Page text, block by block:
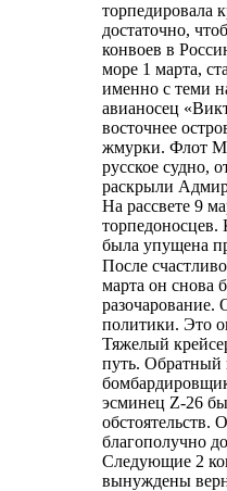
торпедировала
достаточно,
конвоев в
море 1 марта,
именно с теми
авианосец
восточнее
жмурки. Флот
русское судно,
раскрыли
На рассвете 9
была упущена
После
марта он снова
политики. Это
Тяжелый
путь. Обратный
эсминец Z-26
обстоятельств.
благополучно
Следующие 2
вынуждены